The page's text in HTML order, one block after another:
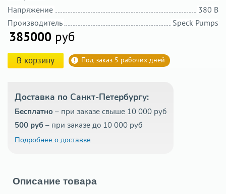
380 В
Напряжение
Speck Pumps
Производитель
385000 руб
В корзину Под заказ 5 рабочих дней
Доставка по Санкт-Петербургу:
Бесплатно – при заказе свыше 10 000 руб
500 руб – при заказе до 10 000 руб
Подробнее о доставке
Описание товара